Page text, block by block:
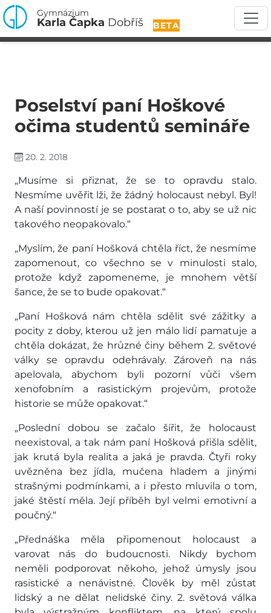
Gymnázium
BETA
Karla Čapka Dobříš
Poselství paní Hoškové
očima studentů semináře
20. 2. 2018
„Musíme si přiznat, že se to opravdu stalo.
Nesmíme uvěřit lži, že žádný holocaust nebyl. Byl!
A naší povinností je se postarat o to, aby se už nic
takového neopakovalo.“
„Myslím, že paní Hošková chtěla říct, že nesmíme
zapomenout, co všechno se v minulosti stalo,
protože když zapomeneme, je mnohem větší
šance, že se to bude opakovat.“
„Paní Hošková nám chtěla sdělit své zážitky a
pocity z doby, kterou už jen málo lidí pamatuje a
chtěla dokázat, že hrůzné činy během 2. světové
války se opravdu odehrávaly. Zároveň na nás
apelovala, abychom byli pozorní vůči všem
xenofobním a rasistickým projevům, protože
historie se může opakovat.“
„Poslední dobou se začalo šířit, že holocaust
neexistoval, a tak nám paní Hošková přišla sdělit,
jak krutá byla realita a jaká je pravda. Čtyři roky
uvězněna bez jídla, mučena hladem a jinými
strašnými podmínkami, a i přesto mluvila o tom,
jaké štěstí měla. Její příběh byl velmi emotivní a
poučný.“
„Přednáška měla připomenout holocaust a
varovat nás do budoucnosti. Nikdy bychom
neměli podporovat někoho, jehož úmysly jsou
rasistické a nenávistné. Člověk by měl zůstat
lidský a ne dělat nelidské činy. 2. světová válka